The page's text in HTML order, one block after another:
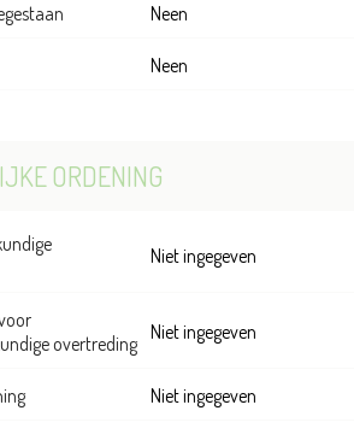
Neen
Neen
ORDENING
Niet ingegeven
overtreding Niet ingegeven
Niet ingegeven